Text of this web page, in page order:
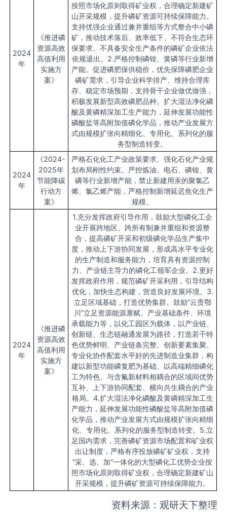
2024
年
《推进磷
资源高效
高值利用
实施方
案》
按照市场化原则取得矿业权，合理确定新建矿
山开采规模，提升磷矿资源可持续保障能力。
支持优强企业通过兼并重组等方式整合中小磷
矿，推动技术落后、效率低下、不符合生态环
保要求、不具备安全生产条件的磷矿企业依法
依规退出。2.严格控制磷铵、黄磷等行业新增
产能。促进磷肥保供稳价，优先保障磷肥企业
磷矿需求，引导企业科学排产、维持合理库
存、稳定市场预期，支持骨干企业做优做强，
积极发展新型高效磷肥品种。扩大湿法净化磷
酸及黄磷精深加工生产能力，延伸发展功能性
磷酸盐等高附加值磷化学品，推动产业发展方
式由规模扩张向精细化、专用化、系列化的服
务型制造转变。
2024
年
《2024-
2025年
节能降碳
行动方
案》
严格石化化工产业政策要求。强化石化产业规
划布局刚性约束。严控炼油、电石、磷铵、黄
磷等行业新增产能，禁止新建用汞的聚氯乙
烯、氯乙烯产能，严格控制新增延迟焦化生产
规模。
2024
年
《推进磷
资源高效
高值利用
实施方
案》
1.充分发挥政府引导作用，鼓励大型磷化工企
业开展跨地区、跨所有制兼并重组和资源整
合，提高磷矿开采和初级磷化学品生产集中
度，推动上下游协同发展，形成高水平专业化
的生产制造和服务能力，培育具有资源控制
力、产业链主导力的磷化工领军企业。2.更好
发挥政府作用，规范磷矿开采利用，引导结构
优化，加快生态构建，营造良好发展环境。3.
立足区域基础，打造优势集群。鼓励“云贵鄂
川”立足资源能源禀赋、产业基础条件、环境
承载能力等，以化工园区为载体，以产业链、
创新链、生态链融通发展为路径，打造若干特
色优势鲜明、产业链条完整、创新要素集聚、
专业化协作配套水平好的先进制造业集群，构
建以新型功能磷复肥为基础、以高端精细磷化
工为特色、与含氟新材料相耦合的区域间优势
互补、上下游协同配套、横向共生耦合的产业
格局。4.扩大湿法净化磷酸及黄磷精深加工生
产能力，延伸发展功能性磷酸盐等高附加值磷
化学品，推动产业发展方式由规模扩张向精细
化、专用化、系列化的服务型制造转变。5.立
足国内需求，完善磷矿资源市场配置和矿业权
出让制度，严格有序投放磷矿矿业权，支持
“采、选、加”一体化的大型磷化工优势企业按
照市场化原则取得矿业权，合理确定新建矿山
开采规模，提升磷矿资源可持续保障能力。
资料来源：观研天下整理